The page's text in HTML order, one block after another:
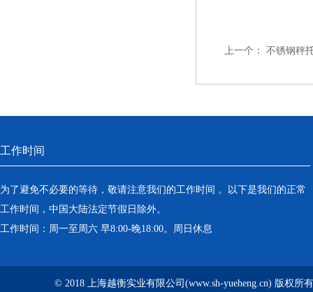
上一个： 不锈钢秤
工作时间
为了避免不必要的等待，敬请注意我们的工作时间 。以下是我们的正常
工作时间，中国大陆法定节假日除外。
工作时间：周一至周六 早8:00-晚18:00。周日休息
© 2018 上海越衡实业有限公司(www.sh-yueheng.cn) 版权所